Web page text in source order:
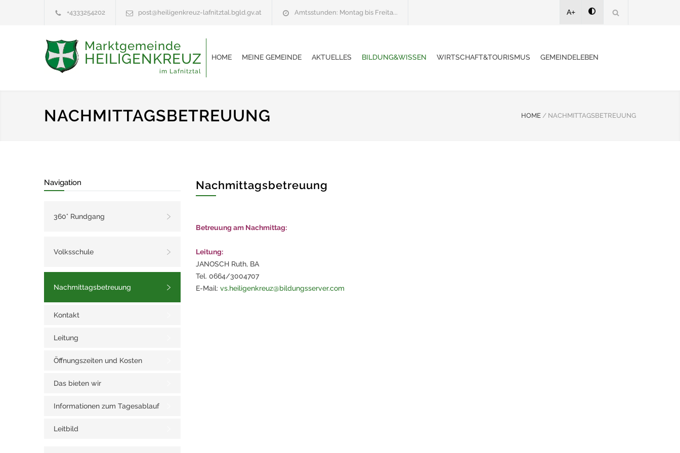
+4333254202 post@heiligenkreuz-lafnitztal.bgld.gv.at Amtsstunden: Montag bis Freita... A+
Marktgemeinde
HEILIGENKREUZ
im Lafnitztal
HOME MEINE GEMEINDE AKTUELLES BILDUNG&WISSEN WIRTSCHAFT&TOURISMUS GEMEINDELEBEN
NACHMITTAGSBETREUUNG HOME / NACHMITTAGSBETREUUNG
Navigation
360° Rundgang
Volksschule
Nachmittagsbetreuung
Kontakt
Leitung
Öffnungszeiten und Kosten
Das bieten wir
Informationen zum Tagesablauf
Leitbild
Nachmittagsbetreuung
Betreuung am Nachmittag:
Leitung:
JANOSCH Ruth, BA
Tel. 0664/3004707
E-Mail: vs.heiligenkreuz@bildungsserver.com